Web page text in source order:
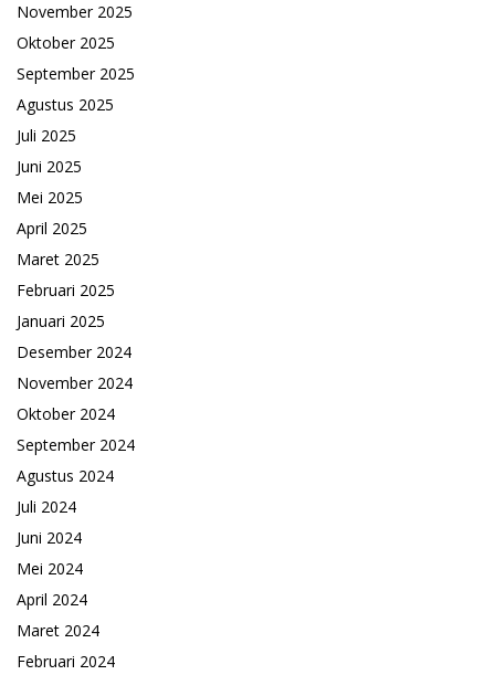
November 2025
Oktober 2025
September 2025
Agustus 2025
Juli 2025
Juni 2025
Mei 2025
April 2025
Maret 2025
Februari 2025
Januari 2025
Desember 2024
November 2024
Oktober 2024
September 2024
Agustus 2024
Juli 2024
Juni 2024
Mei 2024
April 2024
Maret 2024
Februari 2024